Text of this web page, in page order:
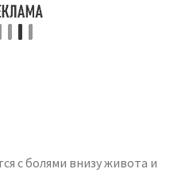
с болями внизу живота и